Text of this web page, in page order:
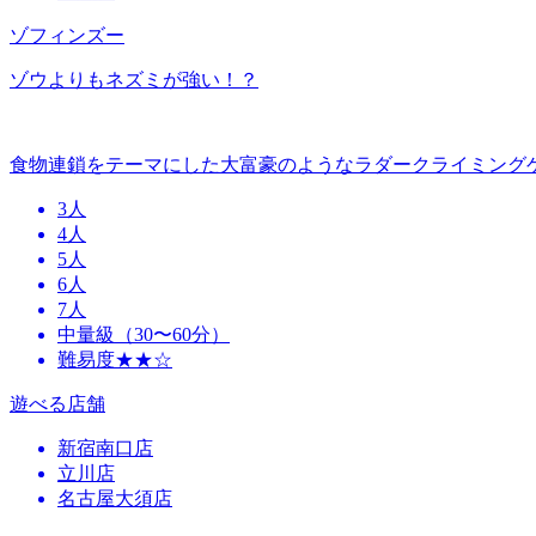
ゾフィンズー
ゾウよりもネズミが強い！？
食物連鎖をテーマにした大富豪のようなラダークライミング
3人
4人
5人
6人
7人
中量級（30〜60分）
難易度★★☆
遊べる店舗
新宿南口店
立川店
名古屋大須店